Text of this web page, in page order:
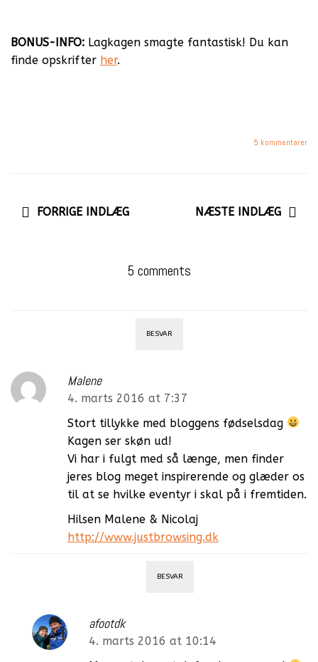
BONUS-INFO: Lagkagen smagte fantastisk! Du kan
finde opskrifter her.
5 kommentarer
FORRIGE INDLÆG NÆSTE INDLÆG
5 comments
BESVAR
Malene
4. marts 2016 at 7:37
Stort tillykke med bloggens fødselsdag
Kagen ser skøn ud!
Vi har i fulgt med så længe, men finder
jeres blog meget inspirerende og glæder os
til at se hvilke eventyr i skal på i fremtiden.
Hilsen Malene & Nicolaj
http://www.justbrowsing.dk
BESVAR
afootdk
4. marts 2016 at 10:14